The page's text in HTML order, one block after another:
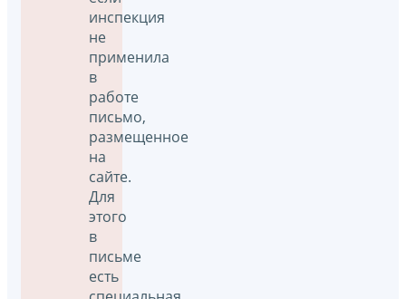
инспекция
не
применила
в
работе
письмо,
размещенное
на
сайте.
Для
этого
в
письме
есть